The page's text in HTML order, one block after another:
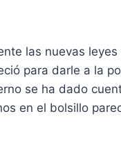
las nuevas
para darle a la
se ha dado
en el bolsillo